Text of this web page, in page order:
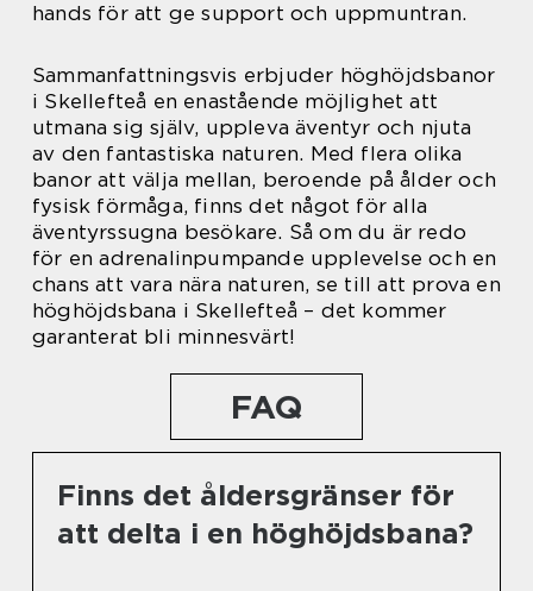
hands för att ge support och uppmuntran.
Sammanfattningsvis erbjuder höghöjdsbanor
i Skellefteå en enastående möjlighet att
utmana sig själv, uppleva äventyr och njuta
av den fantastiska naturen. Med flera olika
banor att välja mellan, beroende på ålder och
fysisk förmåga, finns det något för alla
äventyrssugna besökare. Så om du är redo
för en adrenalinpumpande upplevelse och en
chans att vara nära naturen, se till att prova en
höghöjdsbana i Skellefteå – det kommer
garanterat bli minnesvärt!
FAQ
Finns det åldersgränser för
att delta i en höghöjdsbana?